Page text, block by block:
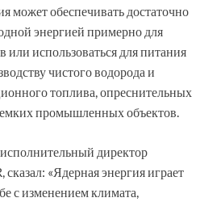
может обеспечивать достаточно
энергией примерно для
использоваться для питания
чистого водорода и
топлива, опреснительных
промышленных объектов.
директор
«Ядерная энергия играет
с изменением климата,